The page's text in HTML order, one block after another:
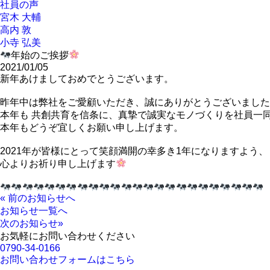
社員の声
宮木 大輔
高内 敦
小寺 弘美
年始のご挨拶
2021/01/05
新年あけましておめでとうございます。
昨年中は弊社をご愛顧いただき、誠にありがとうございました
本年も 共創共育を信条に、真摯で誠実なモノづくりを社員一
本年もどうぞ宜しくお願い申し上げます。
2021年が皆様にとって笑顔満開の幸多き1年になりますよう、
心よりお祈り申し上げます
« 前のお知らせへ
お知らせ一覧へ
次のお知らせ»
お気軽にお問い合わせください
0790-34-0166
お問い合わせフォームはこちら